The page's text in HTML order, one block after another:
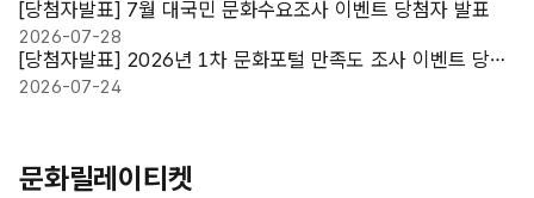
[당첨자발표] 7월 대국민 문화수요조사 이벤트 당첨자 발표
2026-07-28
[당첨자발표] 2026년 1차 문화포털 만족도 조사 이벤트 당첨
자 발표
2026-07-24
문화릴레이티켓